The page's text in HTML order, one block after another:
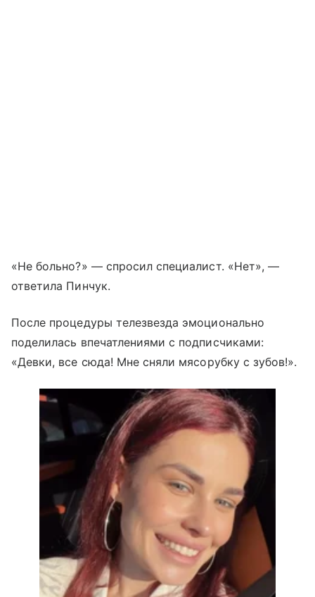
«Не больно?» — спросил специалист. «Нет», —
ответила Пинчук.
После процедуры телезвезда эмоционально
поделилась впечатлениями с подписчиками:
«Девки, все сюда! Мне сняли мясорубку с зубов!».